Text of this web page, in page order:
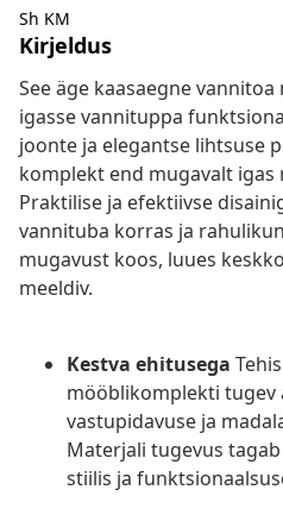
Sh KM
Kirjeldus
See äge kaasaegne
igasse vannituppa
joonte ja elegantse lihtsuse
komplekt end mugavalt igas
Praktilise ja efektiivse
vannituba korras ja
mugavust koos, luues
meeldiv.
Kestva ehitusega
mööblikomplekti tugev
vastupidavuse ja
Materjali tugevus
stiilis ja